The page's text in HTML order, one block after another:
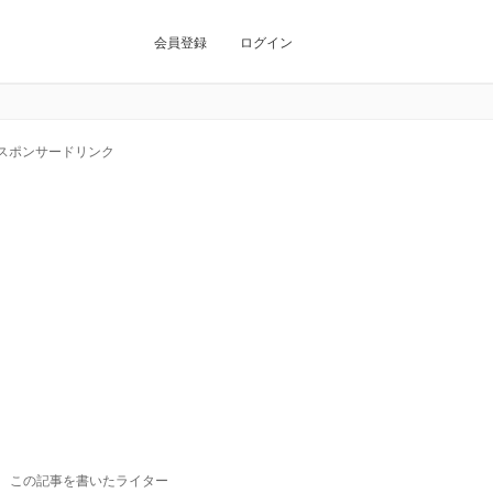
会員登録 ログイン
ポンサードリンク
この記事を書いたライター